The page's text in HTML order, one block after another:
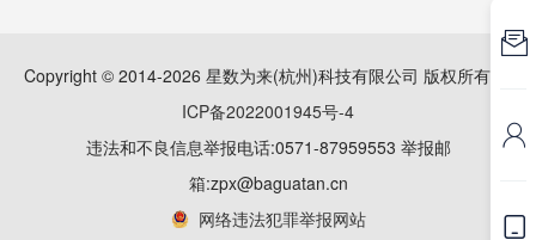
Copyright © 2014-2026 星数为来(杭州)科技有限公司 版权所有
ICP备2022001945号-4
违法和不良信息举报电话:0571-87959553 举报邮
箱:zpx@baguatan.cn
网络违法犯罪举报网站


